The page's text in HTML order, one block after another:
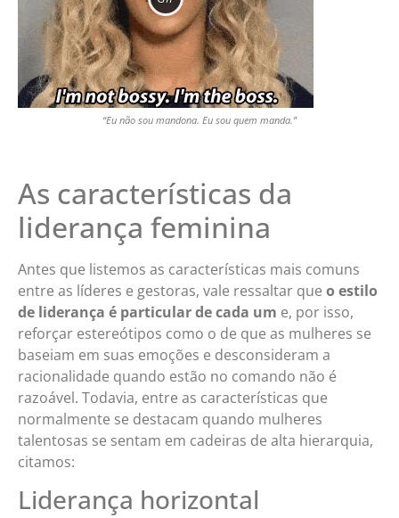
“Eu não sou mandona. Eu sou quem manda.”
As características da
liderança feminina
Antes que listemos as características mais comuns
entre as líderes e gestoras, vale ressaltar que o estilo
de liderança é particular de cada um e, por isso,
reforçar estereótipos como o de que as mulheres se
baseiam em suas emoções e desconsideram a
racionalidade quando estão no comando não é
razoável. Todavia, entre as características que
normalmente se destacam quando mulheres
talentosas se sentam em cadeiras de alta hierarquia,
citamos:
Liderança horizontal